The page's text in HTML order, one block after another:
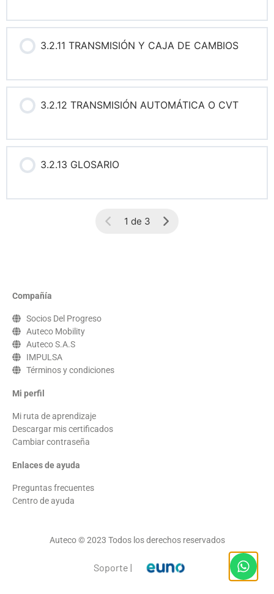
3.2.11 TRANSMISIÓN Y CAJA DE CAMBIOS
3.2.12 TRANSMISIÓN AUTOMÁTICA O CVT
3.2.13 GLOSARIO
1 de 3
Compañía
Socios Del Progreso
Auteco Mobility
Auteco S.A.S
IMPULSA
Términos y condiciones
Mi perfil
Mi ruta de aprendizaje
Descargar mis certificados
Cambiar contraseña
Enlaces de ayuda
Preguntas frecuentes
Centro de ayuda
Auteco © 2023 Todos los derechos reservados
Soporte |